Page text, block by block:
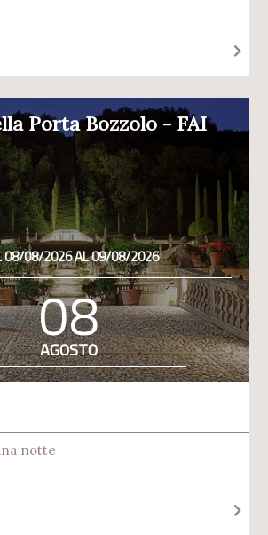
Porta Bozzolo - FAI
08/08/2026 AL 09/08/2026
08
AGOSTO
notte